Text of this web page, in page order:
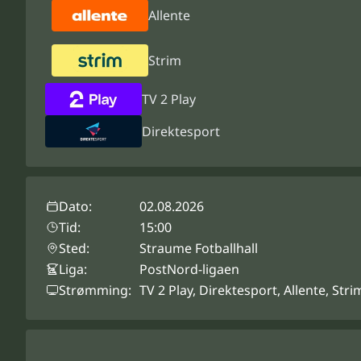
Allente
Strim
TV 2 Play
Direktesport
Dato:
02.08.2026
Tid:
15:00
Sted:
Straume Fotballhall
Liga:
PostNord-ligaen
Strømming: TV 2 Play, Direktesport, Allente,